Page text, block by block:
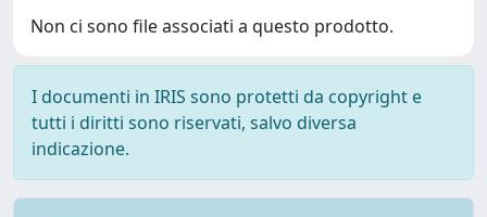
Non ci sono file associati a questo prodotto.
I documenti in IRIS sono protetti da copyright e
tutti i diritti sono riservati, salvo diversa
indicazione.